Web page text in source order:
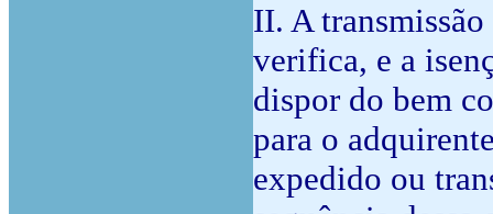
II. A
verifica, e a
dispor do bem
para o
expedido ou